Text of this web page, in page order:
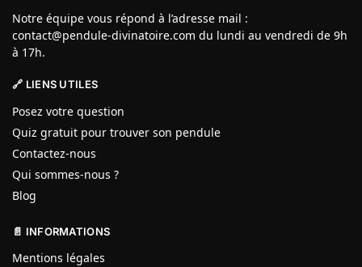
Notre équipe vous répond à l’adresse mail :
contact@pendule-divinatoire.com du lundi au vendredi de 9h
à 17h.
🔗 LIENS UTILES
Posez votre question
Quiz gratuit pour trouver son pendule
Contactez-nous
Qui sommes-nous ?
Blog
📄 INFORMATIONS
Mentions légales